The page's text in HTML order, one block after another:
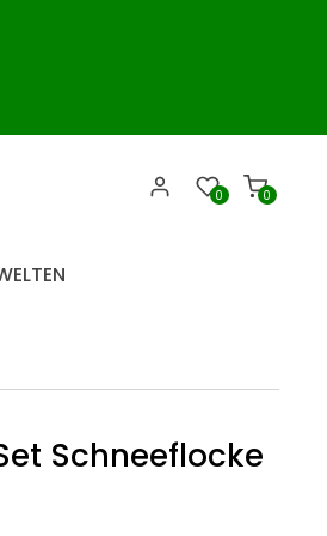
0
0
Schneeflocke